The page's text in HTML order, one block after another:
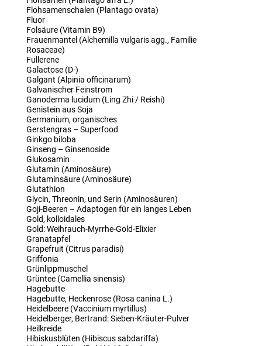
Flohsamenschalen (Plantago ovata)
Fluor
Folsäure (Vitamin B9)
Frauenmantel (Alchemilla vulgaris agg., Familie
Rosaceae)
Fullerene
Galactose (D-)
Galgant (Alpinia officinarum)
Galvanischer Feinstrom
Ganoderma lucidum (Ling Zhi / Reishi)
Genistein aus Soja
Germanium, organisches
Gerstengras – Superfood
Ginkgo biloba
Ginseng – Ginsenoside
Glukosamin
Glutamin (Aminosäure)
Glutaminsäure (Aminosäure)
Glutathion
Glycin, Threonin, und Serin (Aminosäuren)
Goji-Beeren – Adaptogen für ein langes Leben
Gold, kolloidales
Gold: Weihrauch-Myrrhe-Gold-Elixier
Granatapfel
Grapefruit (Citrus paradisi)
Griffonia
Grünlippmuschel
Grüntee (Camellia sinensis)
Hagebutte
Hagebutte, Heckenrose (Rosa canina L.)
Heidelbeere (Vaccinium myrtillus)
Heidelberger, Bertrand: Sieben-Kräuter-Pulver
Heilkreide
Hibiskusblüten (Hibiscus sabdariffa)